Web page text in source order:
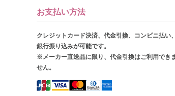
お支払い方法
クレジットカード決済、代金引換、コンビニ払い、
銀行振り込みが可能です。
※メーカー直送品に限り、代金引換はご利用でき
せん。